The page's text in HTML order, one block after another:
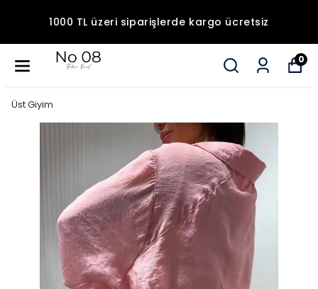
1000 TL üzeri siparişlerde kargo ücretsiz
0
Üst Giyim